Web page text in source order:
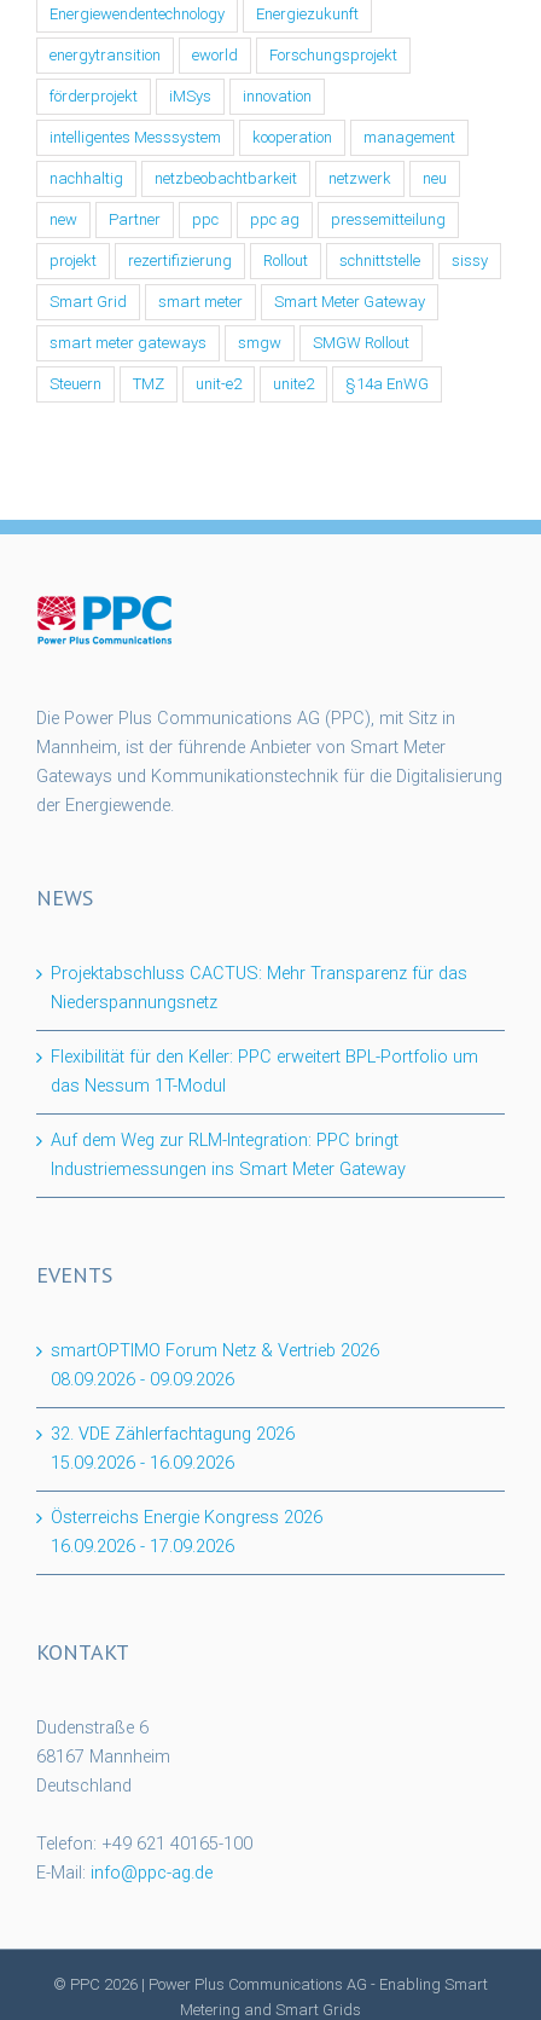
Energiewendentechnology Energiezukunft
energytransition eworld Forschungsprojekt
förderprojekt iMSys innovation
intelligentes Messsystem kooperation management
nachhaltig netzbeobachtbarkeit netzwerk neu
new Partner ppc ppc ag pressemitteilung
projekt rezertifizierung Rollout schnittstelle sissy
Smart Grid smart meter Smart Meter Gateway
smart meter gateways smgw SMGW Rollout
Steuern TMZ unit-e2 unite2 §14a EnWG
Die Power Plus Communications AG (PPC), mit Sitz in
Mannheim, ist der führende Anbieter von Smart Meter
Gateways und Kommunikationstechnik für die Digitalisierung
der Energiewende.
NEWS
Projektabschluss CACTUS: Mehr Transparenz für das
Niederspannungsnetz
Flexibilität für den Keller: PPC erweitert BPL-Portfolio um
das Nessum 1T-Modul
Auf dem Weg zur RLM-Integration: PPC bringt
Industriemessungen ins Smart Meter Gateway
EVENTS
smartOPTIMO Forum Netz & Vertrieb 2026
08.09.2026 - 09.09.2026
32. VDE Zählerfachtagung 2026
15.09.2026 - 16.09.2026
Österreichs Energie Kongress 2026
16.09.2026 - 17.09.2026
KONTAKT
Dudenstraße 6
68167 Mannheim
Deutschland
Telefon: +49 621 40165-100
E-Mail: info@ppc-ag.de
© PPC 2026 | Power Plus Communications AG - Enabling Smart
Metering and Smart Grids